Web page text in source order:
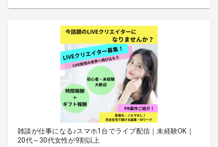
雑談が仕事になる♪スマホ1台でライブ配信｜未経験OK｜
20代～30代女性が9割以上